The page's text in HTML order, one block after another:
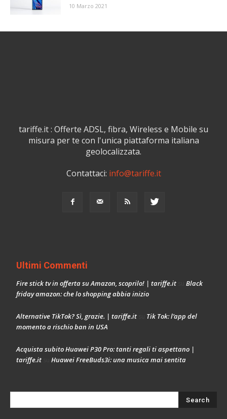
10 Marzo 2021
tariffe.it : Offerte ADSL, fibra, Wireless e Mobile su
misura per te con l'unica piattaforma italiana
geolocalizzata.
Contattaci: info@tariffe.it
Ultimi Commenti
Fire stick tv in offerta su Amazon, scoprilo! | tariffe.it
Black
friday amazon: che lo shopping abbia inizio
Alternative TikTok? Sì, grazie. | tariffe.it
Tik Tok: l’app del
momento a rischio ban in USA
Acquista subito Huawei P30 Pro: tanti regali ti aspettano |
tariffe.it
Huawei FreeBuds3i: una musica mai sentita